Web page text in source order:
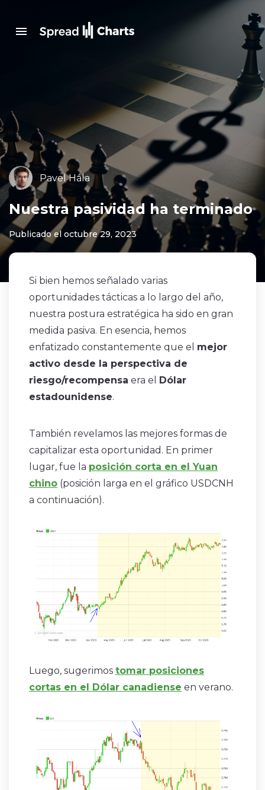
Pavel Hála
Nuestra pasividad ha terminado
Publicado el octubre 29, 2023
Si bien hemos señalado varias
oportunidades tácticas a lo largo del año,
nuestra postura estratégica ha sido en gran
medida pasiva. En esencia, hemos
enfatizado constantemente que el mejor
activo desde la perspectiva de
riesgo/recompensa era el Dólar
estadounidense.
También revelamos las mejores formas de
capitalizar esta oportunidad. En primer
lugar, fue la posición corta en el Yuan
chino (posición larga en el gráfico USDCNH
a continuación).
Luego, sugerimos tomar posiciones
cortas en el Dólar canadiense en verano.